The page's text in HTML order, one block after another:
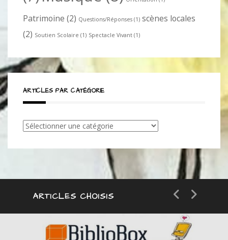
Patrimoine (2) Questions/Réponses (1) scènes locales
(2) Soutien Scolaire (1) Spectacle Vivant (1)
ARTICLES PAR CATÉGORIE
Articles
ARTICLES CHOISIS